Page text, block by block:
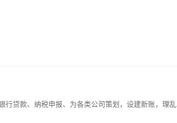
行贷款、纳税申报、为各类公司策划，设建新账，理乱